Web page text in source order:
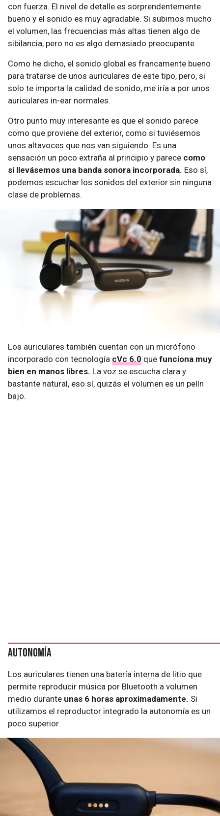
con fuerza. El nivel de detalle es sorprendentemente
bueno y el sonido es muy agradable. Si subimos mucho
el volumen, las frecuencias más altas tienen algo de
sibilancia, pero no es algo demasiado preocupante.
Como he dicho, el sonido global es francamente bueno
para tratarse de unos auriculares de este tipo, pero, si
solo te importa la calidad de sonido, me iría a por unos
auriculares in-ear normales.
Otro punto muy interesante es que el sonido parece
como que proviene del exterior, como si tuviésemos
unos altavoces que nos van siguiendo. Es una
sensación un poco extraña al principio y parece como
si llevásemos una banda sonora incorporada. Eso sí,
podemos escuchar los sonidos del exterior sin ninguna
clase de problemas.
Los auriculares también cuentan con un micrófono
incorporado con tecnología cVc 6.0 que funciona muy
bien en manos libres. La voz se escucha clara y
bastante natural, eso sí, quizás el volumen es un pelín
bajo.
Autonomía
Los auriculares tienen una batería interna de litio que
permite reproducir música por Bluetooth a volumen
medio durante unas 6 horas aproximadamente. Si
utilizamos el reproductor integrado la autonomía es un
poco superior.